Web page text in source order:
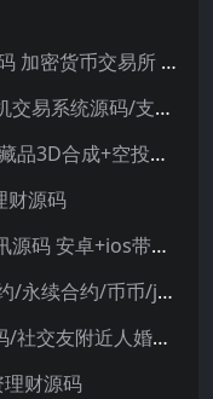
营版本这款产品其实... 海外交易所源码/AI矿机系统源码 加密货币交易所 智能交易所源码
TRX虚拟币矿机源码/区块链矿机交易系统源码/支持 4国语言+usdt充值+搭建视频教程
元宇宙NFT交易系统+源码数字藏品3D合成+空投盲盒玩法抽集卡
财源码
即时聊天通讯源码 APP聊天通讯源码 安卓+ios带后端源码控制
Java多语言交易所源码/交割合约/永续合约/币币/java服务端
仿SOUL交友源码/婚恋交友源码/社交友附近人婚恋约仿陌陌APP源码系统
财源码